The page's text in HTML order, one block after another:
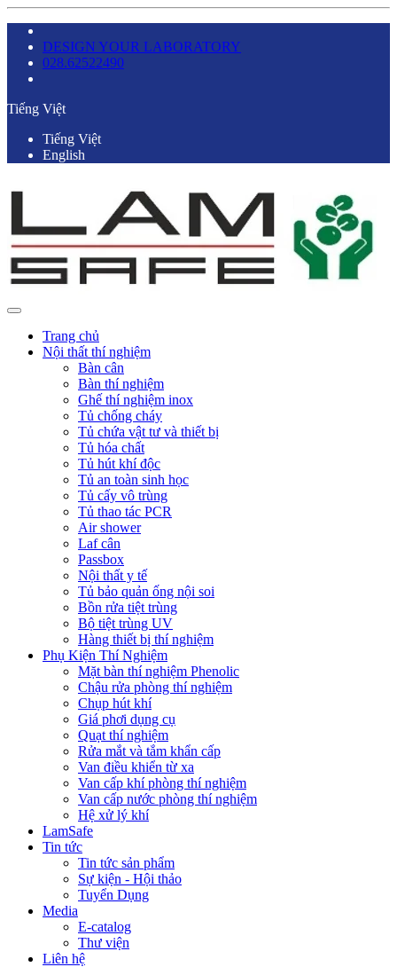
DESIGN YOUR LABORATORY
028.62522490
Tiếng Việt
Tiếng Việt
English
Trang chủ
Nội thất thí nghiệm
Bàn cân
Bàn thí nghiệm
Ghế thí nghiệm inox
Tủ chống cháy
Tủ chứa vật tư và thiết bị
Tủ hóa chất
Tủ hút khí độc
Tủ an toàn sinh học
Tủ cấy vô trùng
Tủ thao tác PCR
Air shower
Laf cân
Passbox
Nội thất y tế
Tủ bảo quản ống nội soi
Bồn rửa tiệt trùng
Bộ tiệt trùng UV
Hàng thiết bị thí nghiệm
Phụ Kiện Thí Nghiệm
Mặt bàn thí nghiệm Phenolic
Chậu rửa phòng thí nghiệm
Chụp hút khí
Giá phơi dụng cụ
Quạt thí nghiệm
Rửa mắt và tắm khẩn cấp
Van điều khiển từ xa
Van cấp khí phòng thí nghiệm
Van cấp nước phòng thí nghiệm
Hệ xử lý khí
LamSafe
Tin tức
Tin tức sản phẩm
Sự kiện - Hội thảo
Tuyển Dụng
Media
E-catalog
Thư viện
Liên hệ